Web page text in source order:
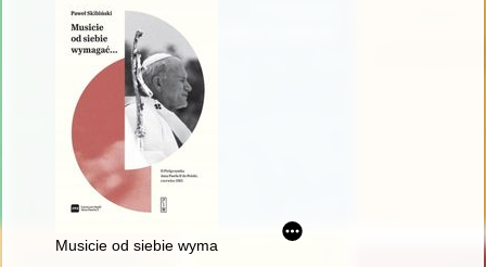
Musicie od siebie wymagać... : II pielgrzymka Jana Pawła II